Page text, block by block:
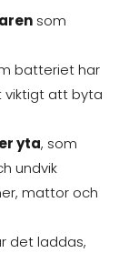
som
batteriet har
viktigt att byta
yta, som
undvik
mattor och
det laddas,